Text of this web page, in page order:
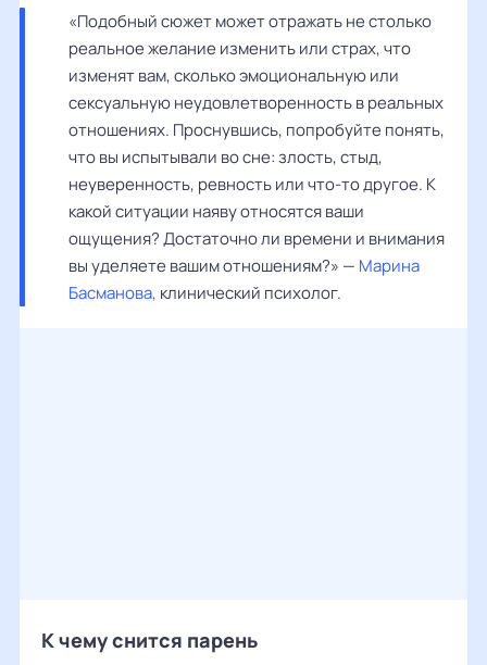
«Подобный сюжет может отражать не столько
реальное желание изменить или страх, что
изменят вам, сколько эмоциональную или
сексуальную неудовлетворенность в реальных
отношениях. Проснувшись, попробуйте понять,
что вы испытывали во сне: злость, стыд,
неуверенность, ревность или что-то другое. К
какой ситуации наяву относятся ваши
ощущения? Достаточно ли времени и внимания
вы уделяете вашим отношениям?» — Марина
Басманова, клинический психолог.
К чему снится парень